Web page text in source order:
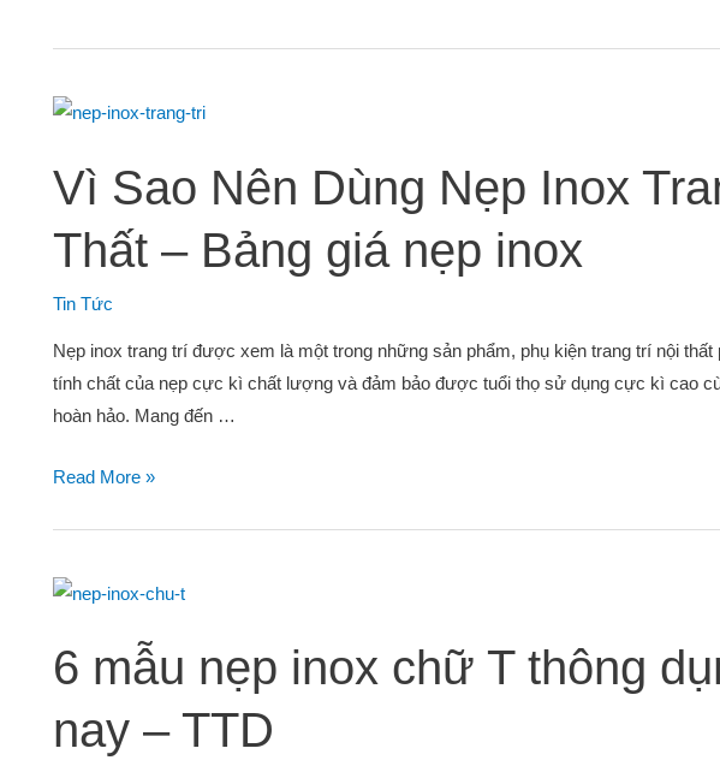
Vì Sao Nên Dùng Nẹp Inox
Thất – Bảng giá nẹp inox
Tin Tức
Nẹp inox trang trí được xem là một trong những sản phẩm, phụ kiện trang trí nội thất
tính chất của nẹp cực kì chất lượng và đảm bảo được tuổi thọ sử dụng cực kì cao
hoàn hảo. Mang đến …
Read More »
6 mẫu nẹp inox chữ T thông
nay – TTD